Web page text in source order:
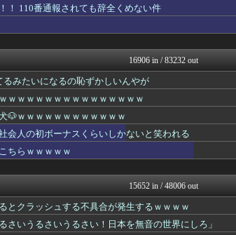
た食べ物に対す...
すらるど - 海外の反応
う…」www...
バズッター速報
が想像以上に厳...
世界の憂鬱 海外・韓国の反...
いと達成感が...
ゲーム魔人
櫻坂46まとめもり～
が
なんじぇいスタジアム＠なん...
察本部長まで報...
軍事・ミリタリー速報☆彡
ホロ速
キニ速
wwwwwww...
アルファルファモザイク＠ネ...
もみあげチャ～シュ～
物だった…
ポッカキット
ｗｗ
アニはつ -アニメ発信場-
！」←これｗｗ...
NEWSぽけまとめーる
無茶苦茶やって...
かせまと！
育児板拾い読み
！ 110番通報されても辞全くめない件
16906 in / 83232 out
みたいになるの恥ずかしいんやが
ｗｗｗｗｗｗｗｗｗｗｗｗｗｗｗ
🐶ｗｗｗｗｗｗｗｗｗｗｗｗ
会人の初ボーナスくらいしかないと笑われる
ちらｗｗｗｗｗ
15652 in / 48006 out
とクラッシュする不具合が発生するｗｗｗｗ
さいうるさいうるさい！日本を無音の世界にしろ」